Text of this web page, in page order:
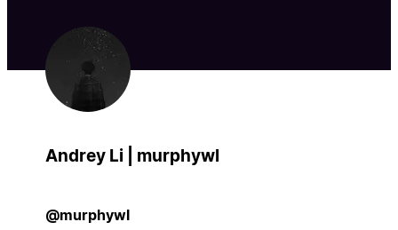
Andrey Li | murphywl
@murphywl